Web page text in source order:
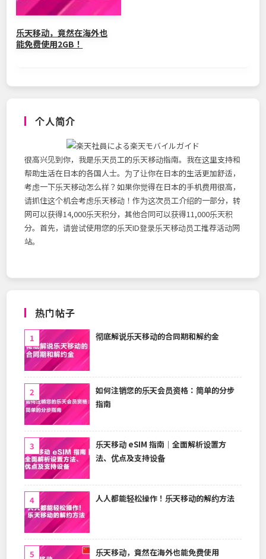
乐天移动，竟然在海外也
能免费使用2GB！
个人简介
很高兴见到你，我是乐天员工的乐天移动指南。我在这里支持和
帮助生活在日本的各国人士。为了让你在日本的生活更加舒适，
考虑一下乐天移动怎么样？如果你觉得在日本的手机费用很高，
请抓住这个机会考虑乐天移动！作为这次员工介绍的一部分，转
网可以获得14,000乐天积分，其他合同可以获得11,000乐天积
分。首先，请尝试使用您的乐天ID登录乐天移动员工推荐活动网
站。
热门帖子
彻底解说乐天移动的合同期和解约金
如何注销您的乐天会员资格：简单的分步
指南
乐天移动 eSIM 指南｜全面解析设置方
法、优点及支持设备
人人都能轻松操作！乐天移动的解约方法
乐天移动，竟然在海外也能免费使用